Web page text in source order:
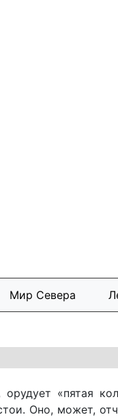
Мир Севера
«пятая
Оно, может,